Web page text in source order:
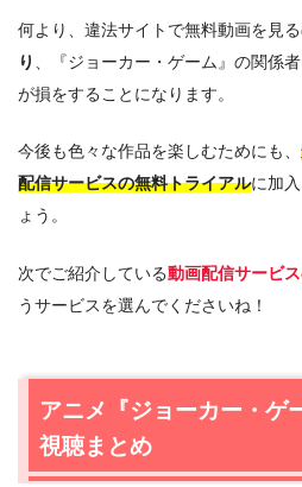
何より、違法サイトで無料動画を見
り
、『ジョーカー・ゲーム』の関係
が損をすることになります。
今後も色々な作品を楽しむためにも、
配信サービスの無料トライアルに加
ょう。
次でご紹介している動画配信サービ
うサービスを選んでくださいね！
アニメ『ジョーカー・ゲ
視聴まとめ